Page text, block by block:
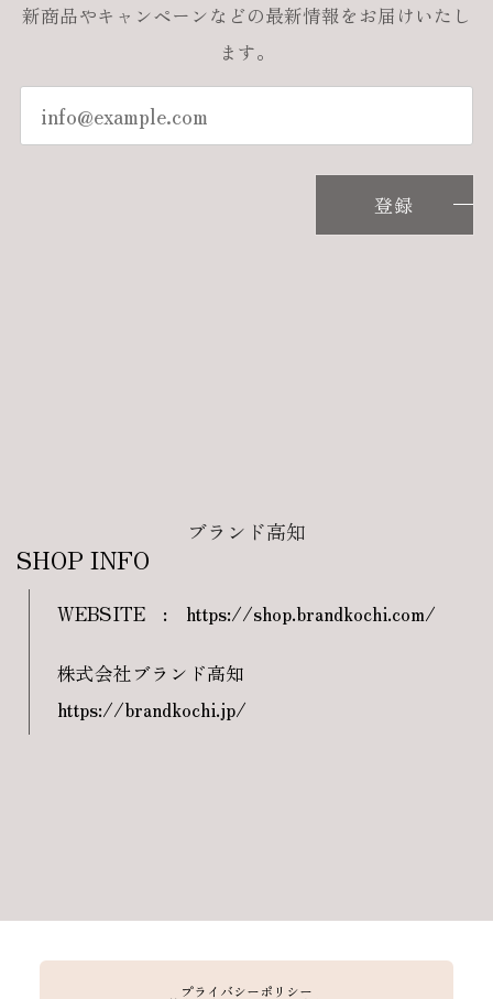
新商品やキャンペーンなどの最新情報をお届けいたし
ます。
登録
ブランド高知
SHOP INFO
WEBSITE : https://shop.brandkochi.com/
株式会社ブランド高知
https://brandkochi.jp/
プライバシーポリシー